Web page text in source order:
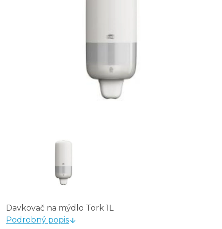
Davkovač na mýdlo Tork 1L
Podrobný popis